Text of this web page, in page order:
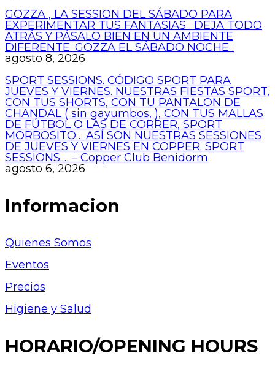
GOZZA , LA SESSION DEL SÁBADO PARA
EXPERIMENTAR TUS FANTASIAS . DEJA TODO
ATRÁS Y PÁSALO BIEN EN UN AMBIENTE
DIFERENTE. GOZZA EL SÁBADO NOCHE .
agosto 8, 2026
SPORT SESSIONS. CÓDIGO SPORT PARA
JUEVES Y VIERNES. NUESTRAS FIESTAS SPORT,
CON TUS SHORTS, CON TU PANTALON DE
CHANDAL ( sin gayumbos, ), CON TUS MALLAS
DE FÚTBOL O LAS DE CORRER, SPORT
MORBOSITO… ASÍ SON NUESTRAS SESSIONES
DE JUEVES Y VIERNES EN COPPER. SPORT
SESSIONS.… – Copper Club Benidorm
agosto 6, 2026
Informacion
Quienes Somos
Eventos
Precios
Higiene y Salud
HORARIO/OPENING HOURS